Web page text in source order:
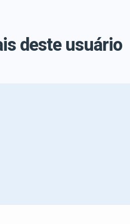
deste usuário